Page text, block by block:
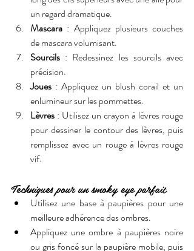
un regard dramatique.
Mascara : Appliquez plusieurs couches
de mascara volumisant.
Sourcils : Redessinez les sourcils avec
précision.
Joues : Appliquez un blush corail et un
enlumineur sur les pommettes.
Lèvres : Utilisez un crayon à lèvres rouge
pour dessiner le contour des lèvres, puis
remplissez avec un rouge à lèvres rouge
vif.
Techniques pour un smoky eye parfait
Utilisez une base à paupières pour une
meilleure adhérence des ombres.
Appliquez une ombre à paupières noire
ou gris foncé sur la paupière mobile, puis